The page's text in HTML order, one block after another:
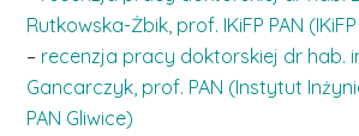
Rutkowska-Żbik, prof. IKiFP PAN (IKiFP
– recenzja pracy doktorskiej dr hab.
Gancarczyk, prof. PAN (Instytut
PAN Gliwice)